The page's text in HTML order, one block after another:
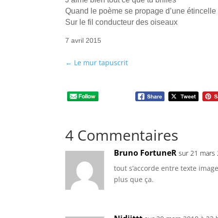
Quand le poème se propage d’une étincelle
Sur le fil conducteur des oiseaux
7 avril 2015
← Le mur tapuscrit
4 Commentaires
Bruno FortuneR sur 21 mars
tout s’accorde entre texte
plus que ça.